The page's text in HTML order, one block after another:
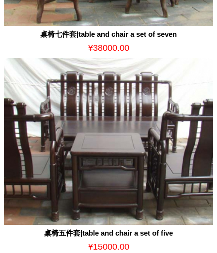
桌椅七件套|table and chair a set of seven
¥38000.00
桌椅五件套|table and chair a set of five
¥15000.00